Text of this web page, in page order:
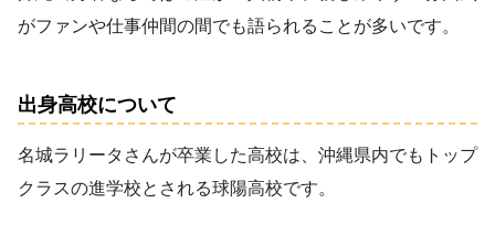
がファンや仕事仲間の間でも語られることが多いです。
出身高校について
名城ラリータさんが卒業した高校は、沖縄県内でもトップ
クラスの進学校とされる球陽高校です。